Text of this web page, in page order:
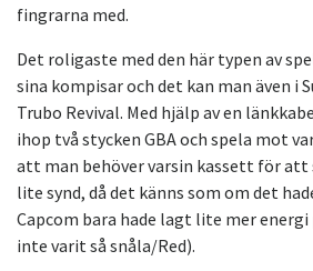
fingrarna med.
Det roligaste med den här typen av
sina kompisar och det kan man även i
Trubo Revival. Med hjälp av en
ihop två stycken GBA och spela mot
att man behöver varsin kassett för att
lite synd, då det känns som om det
Capcom bara hade lagt lite mer
inte varit så snåla/Red).